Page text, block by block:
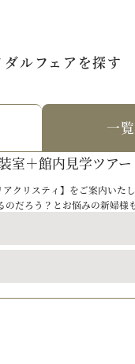
ダルフェアを探す
一
室＋館内見学ツアー
クリスティ】をご案内いた
だろう？とお悩みの新婦様
トのプロ目線のご提案もさせ